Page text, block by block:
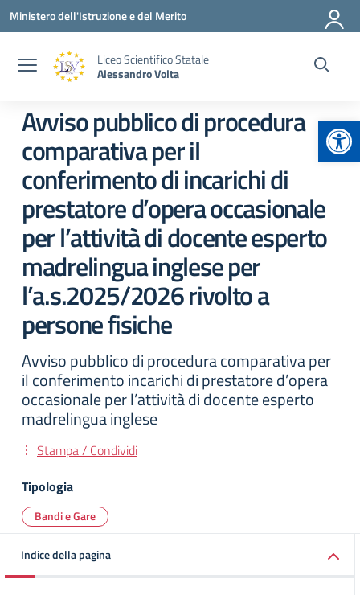
Vai ai contenuti
Vai al menu di navigazione
Vai al footer
Ministero dell'Istruzione e del Merito
Liceo Scientifico Statale
Alessandro Volta
Avviso pubblico di procedura
comparativa per il
conferimento di incarichi di
prestatore d’opera occasionale
per l’attività di docente esperto
madrelingua inglese per
l’a.s.2025/2026 rivolto a
persone fisiche
Avviso pubblico di procedura comparativa per
il conferimento incarichi di prestatore d’opera
occasionale per l’attività di docente esperto
madrelingua inglese
Stampa / Condividi
Tipologia
Bandi e Gare
Indice della pagina